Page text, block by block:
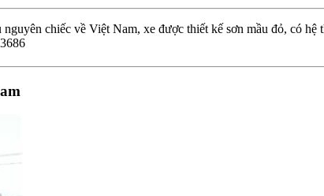
nguyên chiếc về Việt Nam, xe được thiết kế sơn mầu đỏ, có